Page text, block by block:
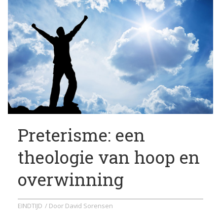
Preterisme: een
theologie van hoop en
overwinning
EINDTIJD / Door David Sorensen